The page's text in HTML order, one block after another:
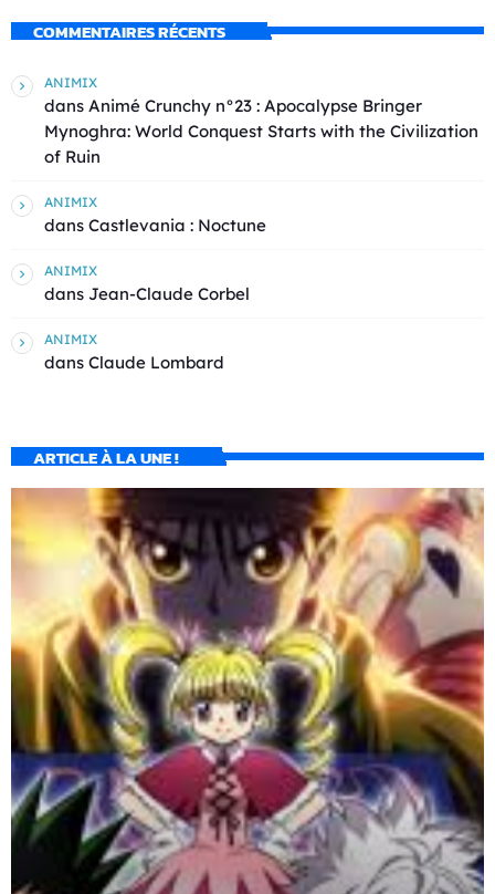
COMMENTAIRES RÉCENTS
ANIMIX
dans Animé Crunchy n°23 : Apocalypse Bringer
Mynoghra: World Conquest Starts with the Civilization
of Ruin
ANIMIX
dans Castlevania : Noctune
ANIMIX
dans Jean-Claude Corbel
ANIMIX
dans Claude Lombard
ARTICLE À LA UNE !